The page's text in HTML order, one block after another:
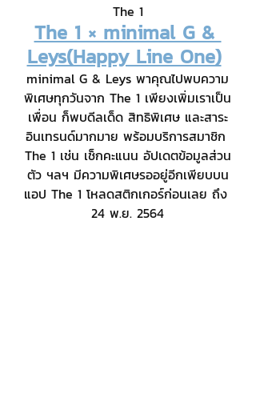
The 1
The 1 × minimal G &
Leys(Happy Line One)
minimal G & Leys พาคุณไปพบความ
พิเศษทุกวันจาก The 1 เพียงเพิ่มเราเป็น
เพื่อน ก็พบดีลเด็ด สิทธิพิเศษ และสาระ
อินเทรนด์มากมาย พร้อมบริการสมาชิก
The 1 เช่น เช็กคะแนน อัปเดตข้อมูลส่วน
ตัว ฯลฯ มีความพิเศษรออยู่อีกเพียบบน
แอป The 1 โหลดสติกเกอร์ก่อนเลย ถึง
24 พ.ย. 2564